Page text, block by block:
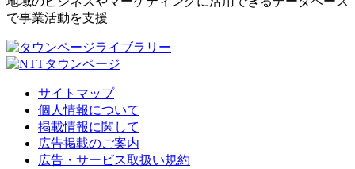
で事業活動を支援
サイトマップ
個人情報について
掲載情報に関して
広告掲載のご案内
広告・サービス取扱い規約